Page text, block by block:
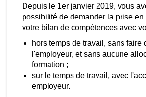
Depuis le 1er janvier 2019, vous
possibilité de demander la prise en
votre bilan de compétences avec
hors temps de travail, sans faire
l'employeur, et sans aucune
formation ;
sur le temps de travail, avec
employeur.
le 1er janvier 2019, vous avez toujours
de demander la prise en charge de
de compétences avec votre CPF :
hors temps de travail, sans faire de
l'employeur, et sans aucune allocation de
formation ;
sur le temps de travail, avec l'accord de votre